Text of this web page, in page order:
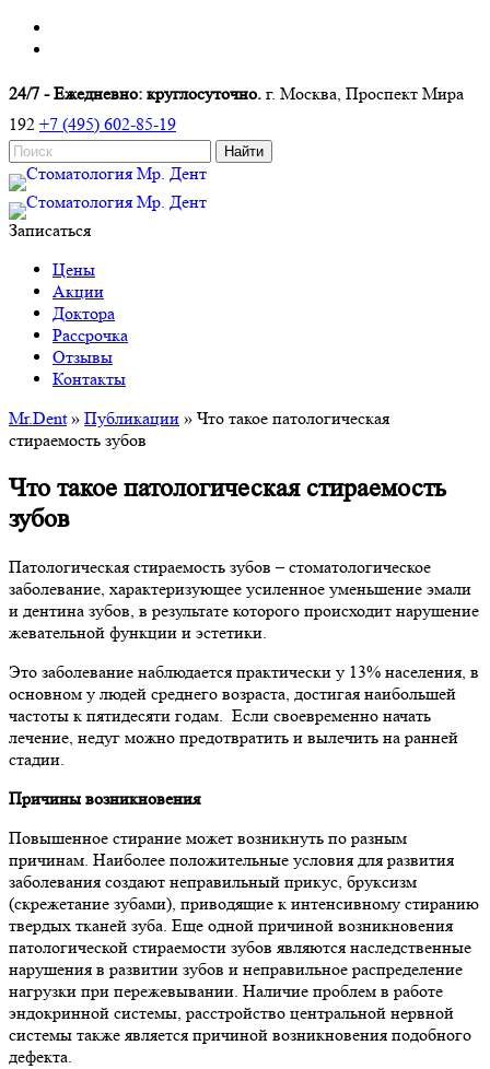
24/7 - Ежедневно: круглосуточно. г. Москва, Проспект Мира
192 +7 (495) 602-85-19
Записаться
Цены
Акции
Доктора
Рассрочка
Отзывы
Контакты
Mr.Dent» Публикации » Что такое патологическая
стираемость зубов
Что такое патологическая стираемость
зубов
Патологическая стираемость зубов – стоматологическое
заболевание, характеризующее усиленное уменьшение эмали
и дентина зубов, в результате которого происходит нарушение
жевательной функции и эстетики.
Это заболевание наблюдается практически у 13% населения, в
основном у людей среднего возраста, достигая наибольшей
частоты к пятидесяти годам. Если своевременно начать
лечение, недуг можно предотвратить и вылечить на ранней
стадии.
Причины возникновения
Повышенное стирание может возникнуть по разным
причинам. Наиболее положительные условия для развития
заболевания создают неправильный прикус, бруксизм
(скрежетание зубами), приводящие к интенсивному стиранию
твердых тканей зуба. Еще одной причиной возникновения
патологической стираемости зубов являются наследственные
нарушения в развитии зубов и неправильное распределение
нагрузки при пережевывании. Наличие проблем в работе
эндокринной системы, расстройство центральной нервной
системы также является причиной возникновения подобного
дефекта.